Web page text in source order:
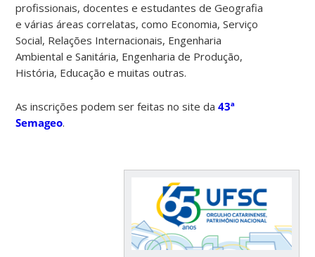
profissionais, docentes e estudantes de Geografia
e várias áreas correlatas, como Economia, Serviço
Social, Relações Internacionais, Engenharia
Ambiental e Sanitária, Engenharia de Produção,
História, Educação e muitas outras.
As inscrições podem ser feitas no site da43ª
Semageo.